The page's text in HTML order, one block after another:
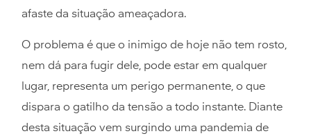
afaste da situação ameaçadora.
O problema é que o inimigo de hoje não tem rosto,
nem dá para fugir dele, pode estar em qualquer
lugar, representa um perigo permanente, o que
dispara o gatilho da tensão a todo instante. Diante
desta situação vem surgindo uma pandemia de